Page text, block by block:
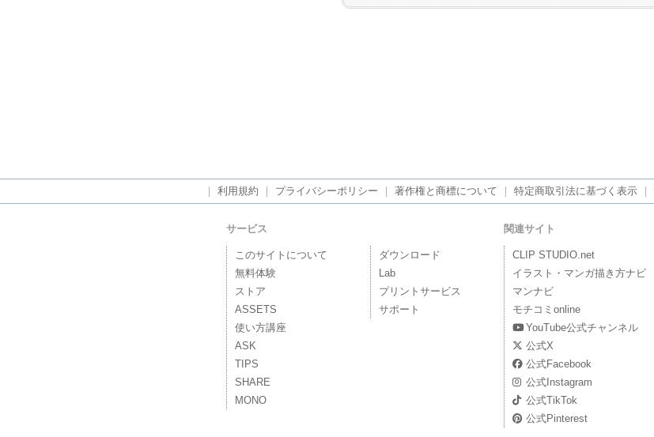
利用規約 プライバシーポリシー 著作権と商標について 特定商取引法に基づく表示
サービス
このサイトについて
無料体験
ストア
ASSETS
使い方講座
ASK
TIPS
SHARE
MONO
ダウンロード
Lab
プリントサービス
サポート
関連サイト
CLIP STUDIO.net
イラスト・マンガ描き方ナビ
マンナビ
モチコミonline
YouTube公式チャンネル
公式X
公式Facebook
公式Instagram
公式TikTok
公式Pinterest